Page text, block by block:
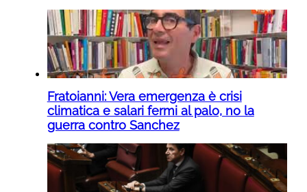
Fratoianni: Vera emergenza è crisi
climatica e salari fermi al palo, no la
guerra contro Sanchez